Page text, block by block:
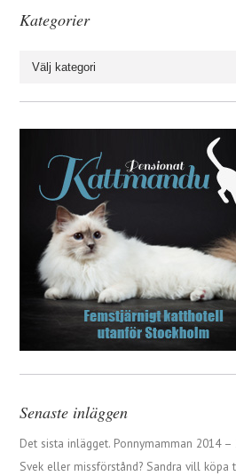
Kategorier
Senaste inläggen
Det sista inlägget. Ponnymamman 2014 –
Svek eller missförstånd? Sandra vill köpa